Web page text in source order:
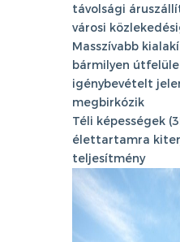
távolsági
városi
Masszívabb
bármilyen
igénybevételt
megbirkózik
Téli képességek
élettartamra
teljesítmény